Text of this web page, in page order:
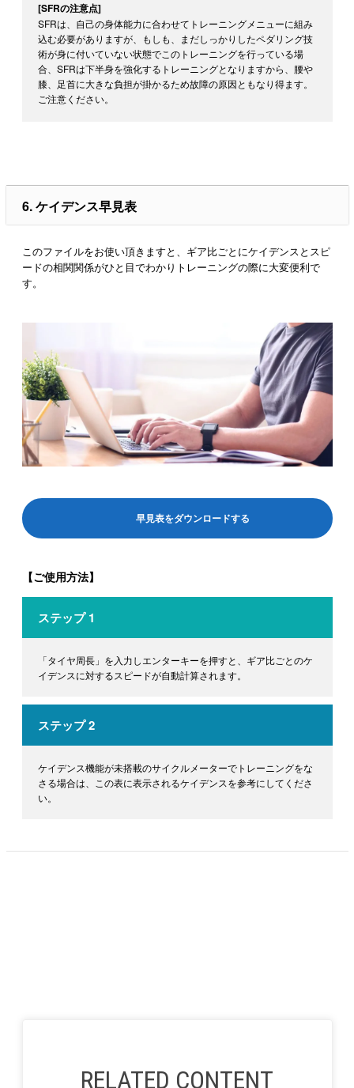
[SFRの注意点]
SFRは、自己の身体能力に合わせてトレーニングメニューに組み
込む必要がありますが、もしも、まだしっかりしたペダリング技
術が身に付いていない状態でこのトレーニングを行っている場
合、SFRは下半身を強化するトレーニングとなりますから、腰や
膝、足首に大きな負担が掛かるため故障の原因ともなり得ます。
ご注意ください。
6. ケイデンス早見表
このファイルをお使い頂きますと、ギア比ごとにケイデンスとスピ
ードの相関関係がひと目でわかりトレーニングの際に大変便利で
す。
早見表をダウンロードする
【ご使用方法】
ステップ 1
「タイヤ周長」を入力しエンターキーを押すと、ギア比ごとのケ
イデンスに対するスピードが自動計算されます。
ステップ 2
ケイデンス機能が未搭載のサイクルメーターでトレーニングをな
さる場合は、この表に表示されるケイデンスを参考にしてくださ
い。